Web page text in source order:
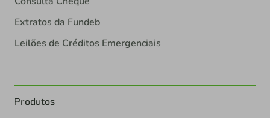
Extratos da Fundeb
Leilões de Créditos Emergenciais
Produtos